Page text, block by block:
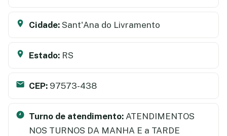
Cidade: Sant'Ana do Livramento
Estado: RS
CEP: 97573-438
Turno de atendimento: ATENDIMENTOS
NOS TURNOS DA MANHA E a TARDE